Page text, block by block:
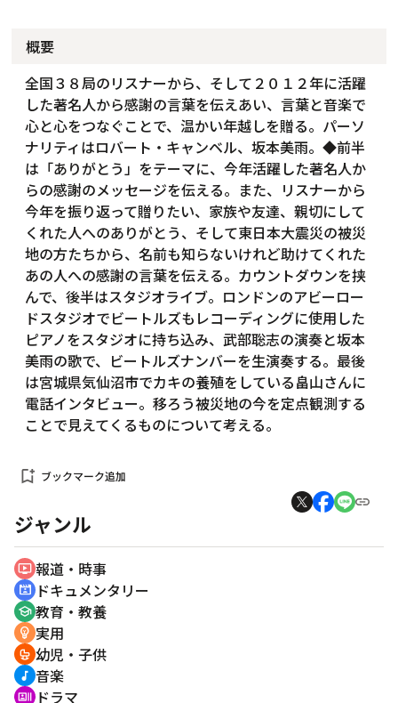
概要
全国３８局のリスナーから、そして２０１２年に活躍
した著名人から感謝の言葉を伝えあい、言葉と音楽で
心と心をつなぐことで、温かい年越しを贈る。パーソ
ナリティはロバート・キャンベル、坂本美雨。◆前半
は「ありがとう」をテーマに、今年活躍した著名人か
らの感謝のメッセージを伝える。また、リスナーから
今年を振り返って贈りたい、家族や友達、親切にして
くれた人へのありがとう、そして東日本大震災の被災
地の方たちから、名前も知らないけれど助けてくれた
あの人への感謝の言葉を伝える。カウントダウンを挟
んで、後半はスタジオライブ。ロンドンのアビーロー
ドスタジオでビートルズもレコーディングに使用した
ピアノをスタジオに持ち込み、武部聡志の演奏と坂本
美雨の歌で、ビートルズナンバーを生演奏する。最後
は宮城県気仙沼市でカキの養殖をしている畠山さんに
電話インタビュー。移ろう被災地の今を定点観測する
ことで見えてくるものについて考える。
bookmark_add ブックマーク追加
ジャンル
ondemand_video 報道・時事
cinematic_blur ドキュメンタリー
school 教育・教養
emoji_objects 実用
crib 幼児・子供
music_note 音楽
recent_actors ドラマ